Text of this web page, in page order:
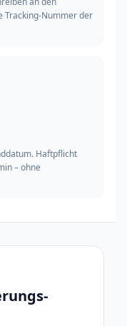
Tracking-Nummer der
Haftpflicht
– ohne